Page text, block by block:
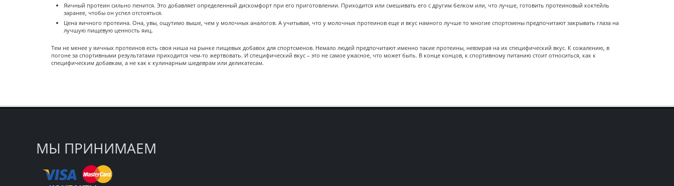
Яичный протеин сильно пенится. Это добавляет определенный дискомфорт при его приготовлении. Приходится или смешивать его с другим белком или, что лучше, готовить протеиновый коктейль
заранее, чтобы он успел отстояться.
Цена яичного протеина. Она, увы, ощутимо выше, чем у молочных аналогов. А учитывая, что у молочных протеинов еще и вкус намного лучше то многие спортсмены предпочитают закрывать глаза на
лучшую пищевую ценность яиц.
Тем не менее у яичных протеинов есть своя ниша на рынке пищевых добавок для спортсменов. Немало людей предпочитают именно такие протеины, невзирая на их специфический вкус. К сожалению, в
погоне за спортивными результатами приходится чем-то жертвовать. И специфический вкус – это не самое ужасное, что может быть. В конце концов, к спортивному питанию стоит относиться, как к
специфическим добавкам, а не как к кулинарным шедеврам или деликатесам.
МЫ ПРИНИМАЕМ